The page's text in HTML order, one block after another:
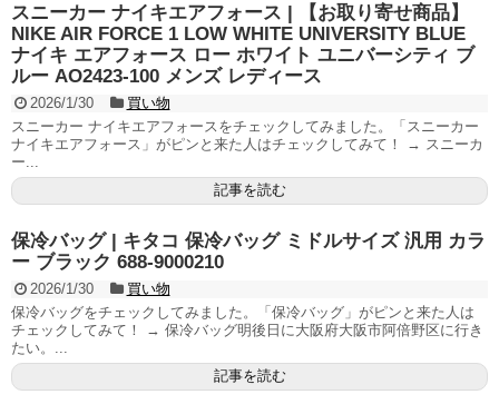
スニーカー ナイキエアフォース | 【お取り寄せ商品】
NIKE AIR FORCE 1 LOW WHITE UNIVERSITY BLUE
ナイキ エアフォース ロー ホワイト ユニバーシティ ブ
ルー AO2423-100 メンズ レディース
2026/1/30
買い物
スニーカー ナイキエアフォースをチェックしてみました。「スニーカー
ナイキエアフォース」がピンと来た人はチェックしてみて！ → スニーカ
ー...
記事を読む
保冷バッグ | キタコ 保冷バッグ ミドルサイズ 汎用 カラ
ー ブラック 688-9000210
2026/1/30
買い物
保冷バッグをチェックしてみました。「保冷バッグ」がピンと来た人は
チェックしてみて！ → 保冷バッグ明後日に大阪府大阪市阿倍野区に行き
たい。...
記事を読む